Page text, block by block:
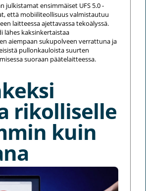
julkistamat ensimmäiset UFS 5.0 -
että mobiiliteollisuus valmistautuu
laitteessa ajettavassa tekoälyssä.
lähes kaksinkertaistaa
aiempaan sukupolveen verrattuna ja
pullonkauloista suurten
suoraan päätelaitteessa.
rikolliselle
kuin